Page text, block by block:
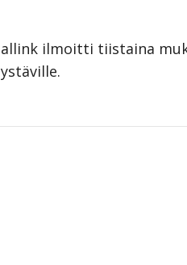
allink ilmoitti tiistaina
ystäville.